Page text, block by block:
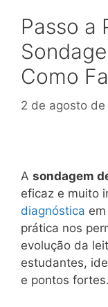
Passo a
Como
2 de agosto
A sondagem
eficaz e muito
diagnóstica
prática nos
evolução da
estudantes,
e pontos fortes.